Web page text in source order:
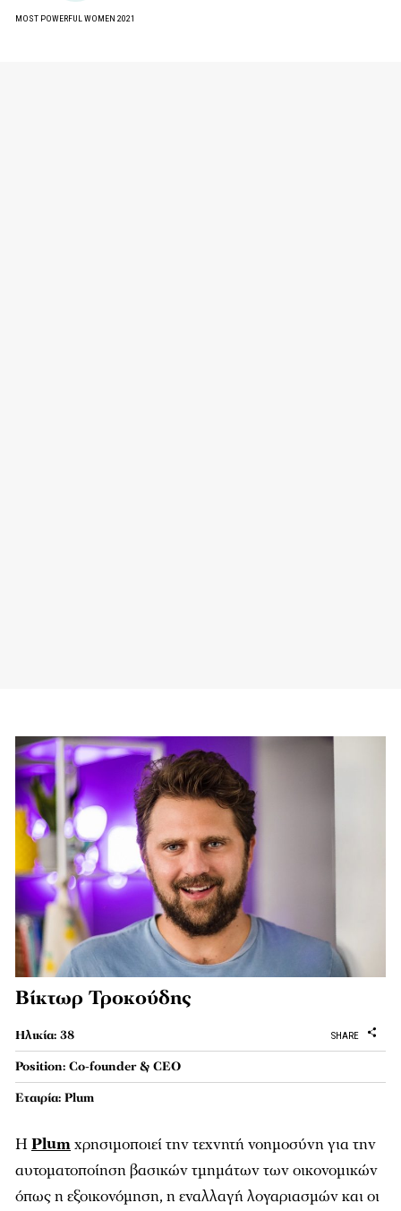
MOST POWERFUL WOMEN 2021
Βίκτωρ Τροκούδης
SHARE
Ηλικία: 38
Position: Cο-founder & CEO
Εταιρία: Plum
ΗPlumχρησιμοποιεί την τεχνητή νοημοσύνη για την
αυτοματοποίηση βασικών τμημάτων των οικονομικών
όπως η εξοικονόμηση, η εναλλαγή λογαριασμών και οι